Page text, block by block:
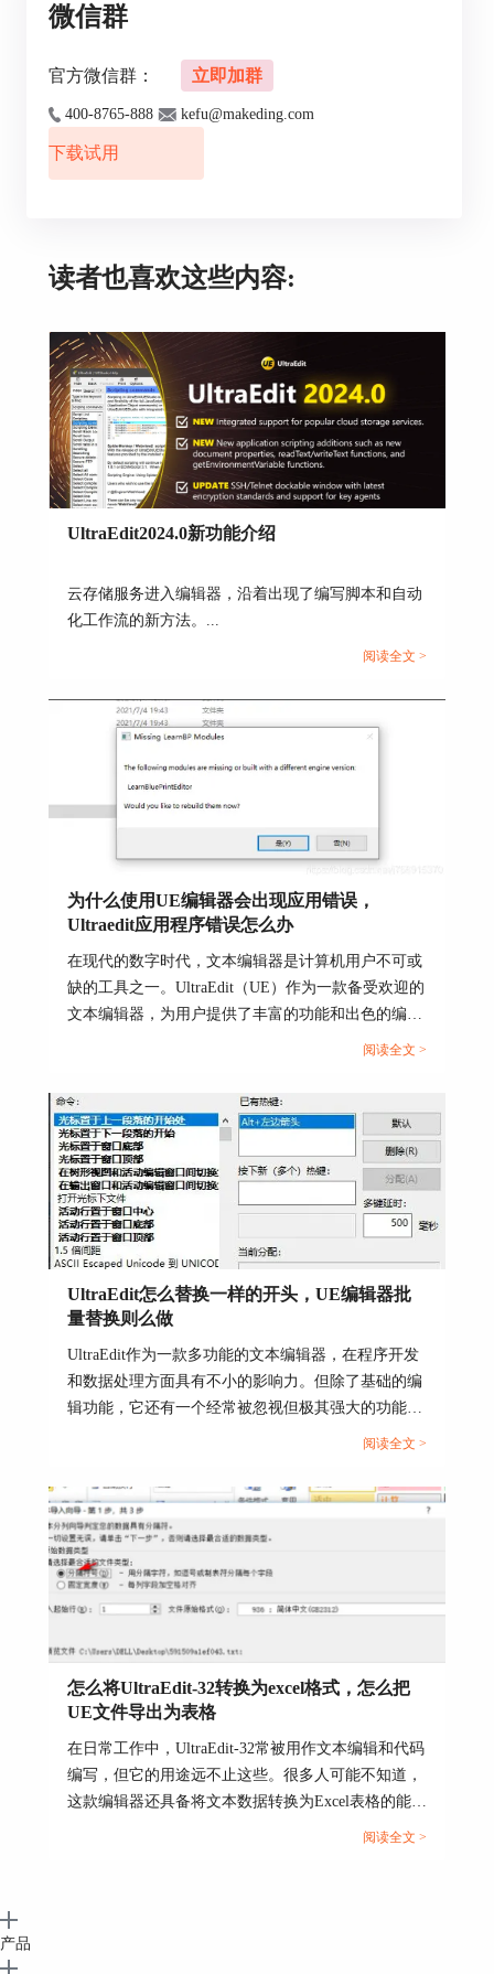
图2 代码编写
3、可以点击上面的“编码>>切换浏览器视图”，
就可以对前端代码进行编译。若要返回代码编
辑视图，只需要再次点击上面的“切换浏览器视
图3 网页预览
3、如图3所示，这时发现页面中的中文出现了
乱码。这是由于编码格式不一致所导致的，我
们只需要将下面的编码改为UTF8就可以了。
图4 更改编码格式
二、指定浏览器预览
除了上面介绍的直接在UltraEdit软件内进行预
览外，还可以在指定浏览器中进行预览。
1、我们需要先将这个文件进行保存。点击“文
件>>保存”或按快捷键“CTRL+S”.
2、注意：保存时需要将其保存类型选
览器进行预览。
微信群
官方微信群： 立即加群
400-8765-888 kefu@makeding.com
下载试用
读者也喜欢这些内容:
UltraEdit2024.0新功能介绍
云存储服务进入编辑器，沿着出现了编写脚本和自动
化工作流的新方法。...
阅读全文 >
为什么使用UE编辑器会出现应用错误，
Ultraedit应用程序错误怎么办
在现代的数字时代，文本编辑器是计算机用户不可或
缺的工具之一。UltraEdit（UE）作为一款备受欢迎的
文本编辑器，为用户提供了丰富的功能和出色的编辑
体验。然而，有时用户可能会遇到应用程序错误的问
将深入研究为什么使用UE编辑器会出现应用错误，
Ultraedit应用程序错误怎么办。同时，我们还将分享
一些防止UE编辑器报错的实用技巧，以确保你的编
辑体验始终顺畅无阻。...
阅读全文 >
UltraEdit怎么替换一样的开头，UE编辑器批
量替换则么做
UltraEdit作为一款多功能的文本编辑器，在程序开发
和数据处理方面具有不小的影响力。但除了基础的编
辑功能，它还有一个经常被忽视但极其强大的功能，
那就是批量替换。这个功能在处理大规模文本数据，
有不可或缺的价值。...
阅读全文 >
怎么将UltraEdit-32转换为excel格式，怎么把
UE文件导出为表格
在日常工作中，UltraEdit-32常被用作文本编辑和代码
编写，但它的用途远不止这些。很多人可能不知道，
这款编辑器还具备将文本数据转换为Excel表格的能
力，而且操作十分简便。接下来，本文将详细解析怎
阅读全文 >
产品